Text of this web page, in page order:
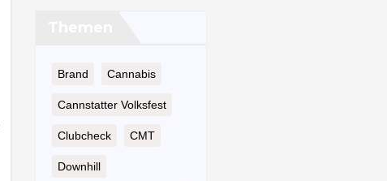
Brand Cannabis
Cannstatter Volksfest
Clubcheck CMT
Downhill